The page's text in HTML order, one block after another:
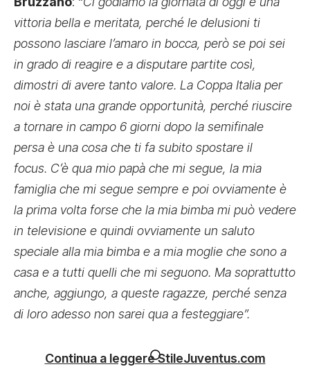
vittoria bella e meritata, perché le delusioni ti
possono lasciare l’amaro in bocca, però se poi sei
in grado di reagire e a disputare partite così,
dimostri di avere tanto valore. La Coppa Italia per
noi è stata una grande opportunità, perché riuscire
a tornare in campo 6 giorni dopo la semifinale
persa è una cosa che ti fa subito spostare il
focus. C’è qua mio papà che mi segue, la mia
famiglia che mi segue sempre e poi ovviamente è
la prima volta forse che la mia bimba mi può vedere
in televisione e quindi ovviamente un saluto
speciale alla mia bimba e a mia moglie che sono a
casa e a tutti quelli che mi seguono. Ma soprattutto
anche, aggiungo, a queste ragazze, perché senza
di loro adesso non sarei qua a festeggiare”.
Continua a leggere StileJuventus.com